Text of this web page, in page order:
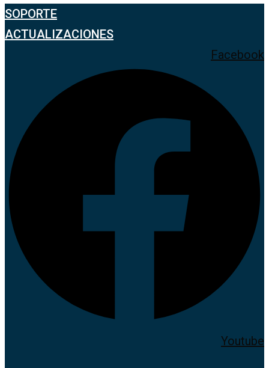
SOPORTE
ACTUALIZACIONES
Facebook
Youtube